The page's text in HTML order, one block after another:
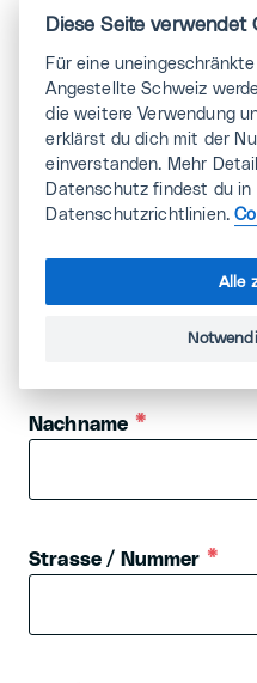
Ich werde Mitglied
Anrede
Nachname
Strasse / Nummer
Diese Seite verwendet
Für eine
Angestellte Schweiz
die weitere Verwendung
erklärst du dich mit der
einverstanden. Mehr
Datenschutz findest du in
Datenschutzrichtlinien.
Alle